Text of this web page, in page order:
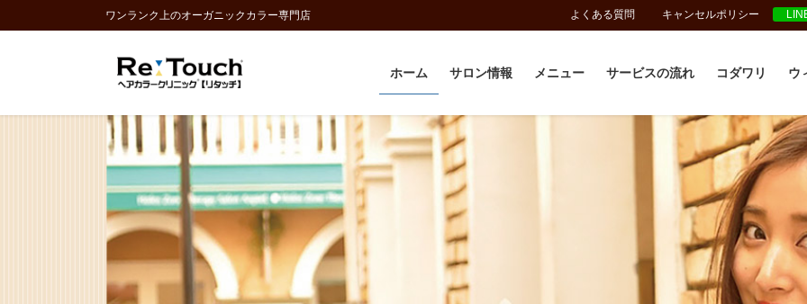
ン
に
ビ
ョ
ワンランク上のオーガニックカラー専門店 よくある質問 キャンセルポリシー
ホーム サロン情報 メニュー サービスの流れ コダワリ ウ